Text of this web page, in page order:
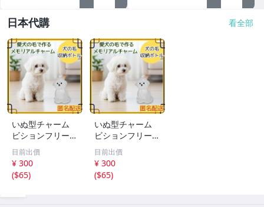
日本代購 看全部
いぬ型チャーム
ビションフリーゼ
アクセサリー キ
ーホルダー ペア
思い出
目前出價
¥ 300
($65)
いぬ型チャーム
ビションフリーゼ
アクセサリー キ
ーホルダー ペア
思い出
目前出價
¥ 300
($65)